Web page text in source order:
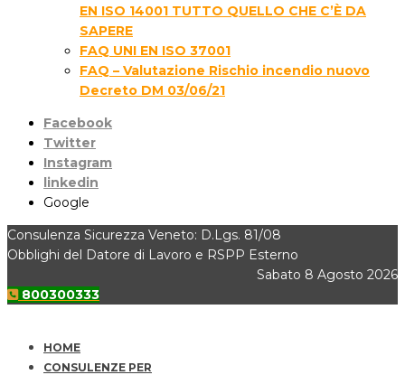
EN ISO 14001 TUTTO QUELLO CHE C’È DA
SAPERE
FAQ UNI EN ISO 37001
FAQ – Valutazione Rischio incendio nuovo
Decreto DM 03/06/21
Facebook
Twitter
Instagram
linkedin
Google
Consulenza Sicurezza Veneto: D.Lgs. 81/08
Obblighi del Datore di Lavoro e RSPP Esterno
Sabato 8 Agosto 2026
800300333
HOME
CONSULENZE PER